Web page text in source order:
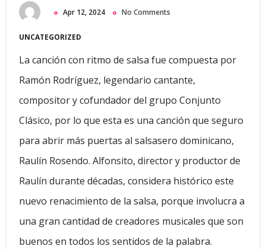
Apr 12, 2024 No Comments
UNCATEGORIZED
La canción con ritmo de salsa fue compuesta por
Ramón Rodríguez, legendario cantante,
compositor y cofundador del grupo Conjunto
Clásico, por lo que esta es una canción que seguro
para abrir más puertas al salsasero dominicano,
Raulín Rosendo. Alfonsito, director y productor de
Raulín durante décadas, considera histórico este
nuevo renacimiento de la salsa, porque involucra a
una gran cantidad de creadores musicales que son
buenos en todos los sentidos de la palabra.